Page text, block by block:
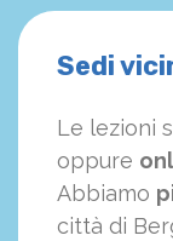
Sedi
Le lezioni
oppure
Abbiamo
città di